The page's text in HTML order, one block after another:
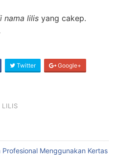
nama lilis yang cakep.
Twitter Google+
Menggunakan Kertas